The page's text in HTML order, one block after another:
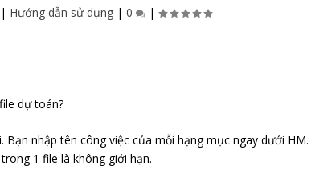
| Hướng dẫn sử dụng| 0 |
dự toán?
nhập tên công việc của mỗi hạng mục ngay dưới HM.
1 file là không giới hạn.